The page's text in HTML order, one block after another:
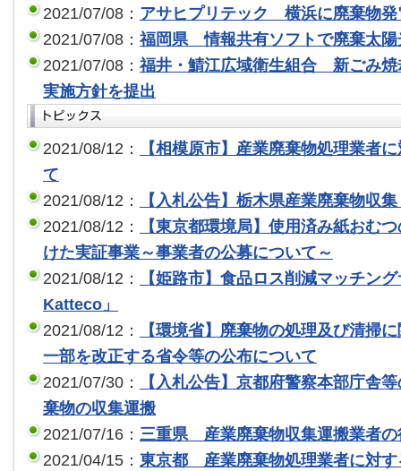
2021/07/08： アサヒプリテック 横浜に廃棄物発
2021/07/08： 福岡県 情報共有ソフトで廃棄太陽
2021/07/08： 福井・鯖江広域衛生組合 新ごみ焼
実施方針を提出
2021/08/12：
【相模原市】産業廃棄物処理業者
て
2021/08/12：
【入札公告】栃木県産業廃棄物収
2021/08/12：
【東京都環境局】使用済み紙おむ
けた実証事業～事業者の公募について～
2021/08/12：
【姫路市】食品ロス削減マッチン
Katteco」
2021/08/12：
【環境省】廃棄物の処理及び清掃
一部を改正する省令等の公布について
2021/07/30：
【入札公告】京都府警察本部庁舎
棄物の収集運搬
2021/07/16： 三重県 産業廃棄物収集運搬業者の
2021/04/15： 東京都 産業廃棄物処理業者に対す